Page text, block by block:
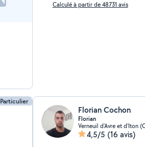
Calculé à partir de 48731 avis
Particulier
Florian Cochon
Florian
Verneuil d'Avre et d'Iton
4,5/5 (16 avis)